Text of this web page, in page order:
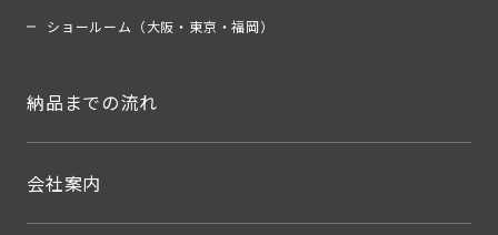
ショールーム（大阪・東京・福岡）
納品までの流れ
会社案内